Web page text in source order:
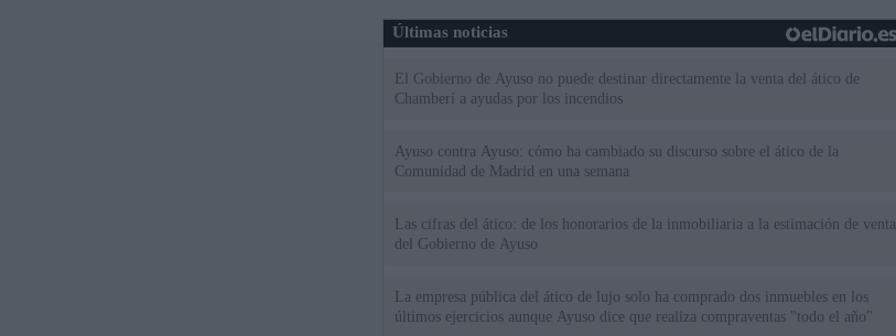
Últimas noticias
El Gobierno de Ayuso no puede destinar directamente la venta del ático de
Chamberí a ayudas por los incendios
Ayuso contra Ayuso: cómo ha cambiado su discurso sobre el ático de la
Comunidad de Madrid en una semana
Las cifras del ático: de los honorarios de la inmobiliaria a la estimación de venta
del Gobierno de Ayuso
La empresa pública del ático de lujo solo ha comprado dos inmuebles en los
últimos ejercicios aunque Ayuso dice que realiza compraventas "todo el año"